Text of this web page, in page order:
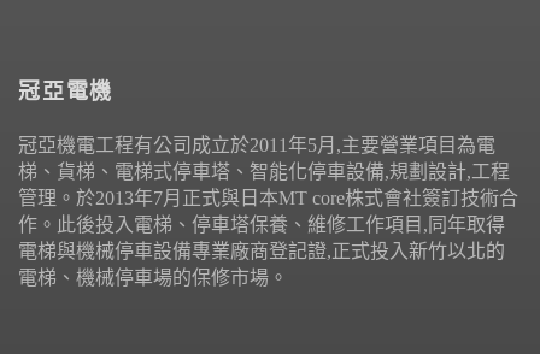
冠亞電機
冠亞機電工程有公司成立於2011年5月,主要營業項目為電
梯、貨梯、電梯式停車塔、智能化停車設備,規劃設計,工程
管理。於2013年7月正式與日本MT core株式會社簽訂技術合
作。此後投入電梯、停車塔保養、維修工作項目,同年取得
電梯與機械停車設備專業廠商登記證,正式投入新竹以北的
電梯、機械停車場的保修市場。